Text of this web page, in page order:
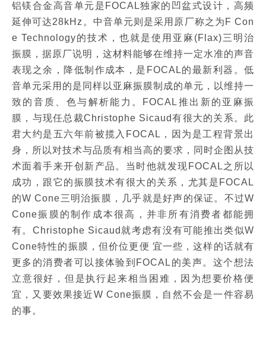
铝镁合金高音单元是FOCAL独家的凹盆式设计，高频
延伸可达28kHz。中音单元则是采用原厂称之为F Con
e Technology的技术，也就是使用亚麻(Flax)三明治
振膜，据原厂说明，这材料能够在维持一定水准的声音
表现之余，降低制作成本，是FOCAL的最新利器。低
音单元采用的是同样以亚麻振膜制成的单元，以维持一
致的音质、色与解析能力。FOCAL推出新的亚麻振
膜，与现任总裁Christophe Sicaud有很大的关系。此
君大约是五六年前被揽入FOCAL，因为是工程背景出
身，所以对技术与品质有相当高的要求，同时企图从技
术面着手来开创新产品。当时他就发现FOCAL之所以
成功，跟它的振膜技术有很大的关系，尤其是FOCAL
的W Cone三明治振膜，几乎就是好声的保证。不过W
Cone振膜的制作成本很高，并非所有消费者都能拥
有。Christophe Sicaud就考虑有没有可能推出类似W
Cone特性的振膜，但价位更便 宜一些，这样的话就有
更多的消费者可以接体验到FOCAL的美声。这个想法
立意很好，但是执行起来相当困难，因为想要价格便
宜，又要效果接近W Cone振膜，自然不会是一件容易
的事。